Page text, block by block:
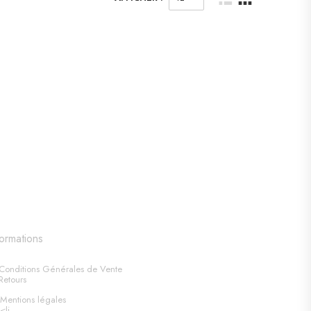
Conditions Générales de Vente
Retours
Mentions légales